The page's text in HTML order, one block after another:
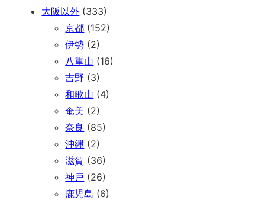
大阪以外 (333)
京都 (152)
伊勢 (2)
八重山 (16)
吉野 (3)
和歌山 (4)
奄美 (2)
奈良 (85)
沖縄 (2)
滋賀 (36)
神戸 (26)
鹿児島 (6)